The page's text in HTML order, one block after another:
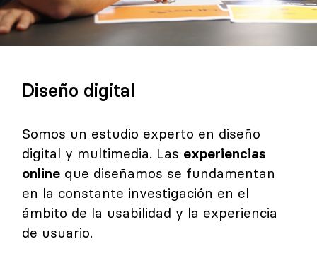
Diseño digital
Somos un estudio experto en diseño
digital y multimedia. Las experiencias
online que diseñamos se fundamentan
en la constante investigación en el
ámbito de la usabilidad y la experiencia
de usuario.